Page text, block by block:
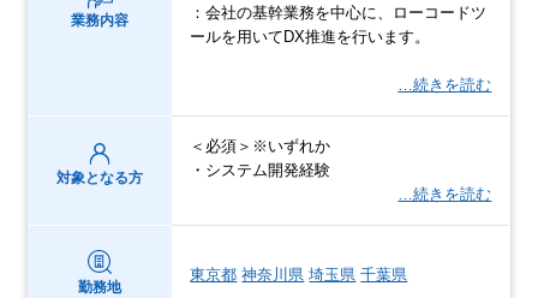
業務内容
：会社の基幹業務を中心に、ローコードツ
ールを用いてDX推進を行います。
…続きを読む
対象となる方
＜必須＞※いずれか
・システム開発経験
…続きを読む
勤務地
東京都 神奈川県 埼玉県 千葉県